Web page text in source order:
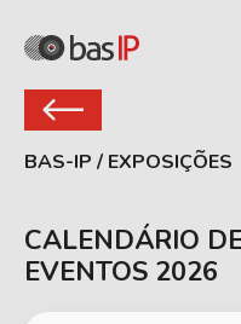
BAS-IP / EXPOSIÇÕES
CALENDÁRIO
EVENTOS 2026